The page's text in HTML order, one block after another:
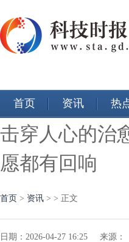
首页 资讯 热
击穿人心的治
愿都有回响
首页 > 资讯 > > 正文
日期：2026-04-27 16:25 来源